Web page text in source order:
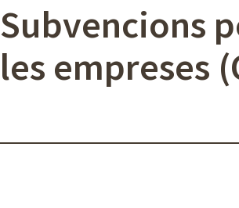
Subvencions
les empreses